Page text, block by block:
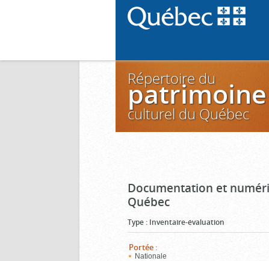
Répertoire du
patrimoine
culturel du Québec
Documentation et
Québec
Type : Inventaire-évaluation
Portée :
Nationale